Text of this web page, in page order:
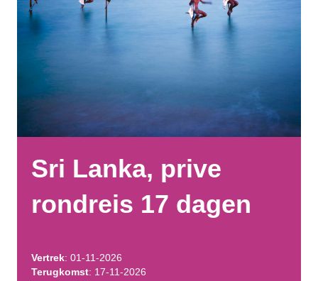
Sri Lanka, prive
rondreis 17 dagen
Vertrek: 01-11-2026
Terugkomst: 17-11-2026